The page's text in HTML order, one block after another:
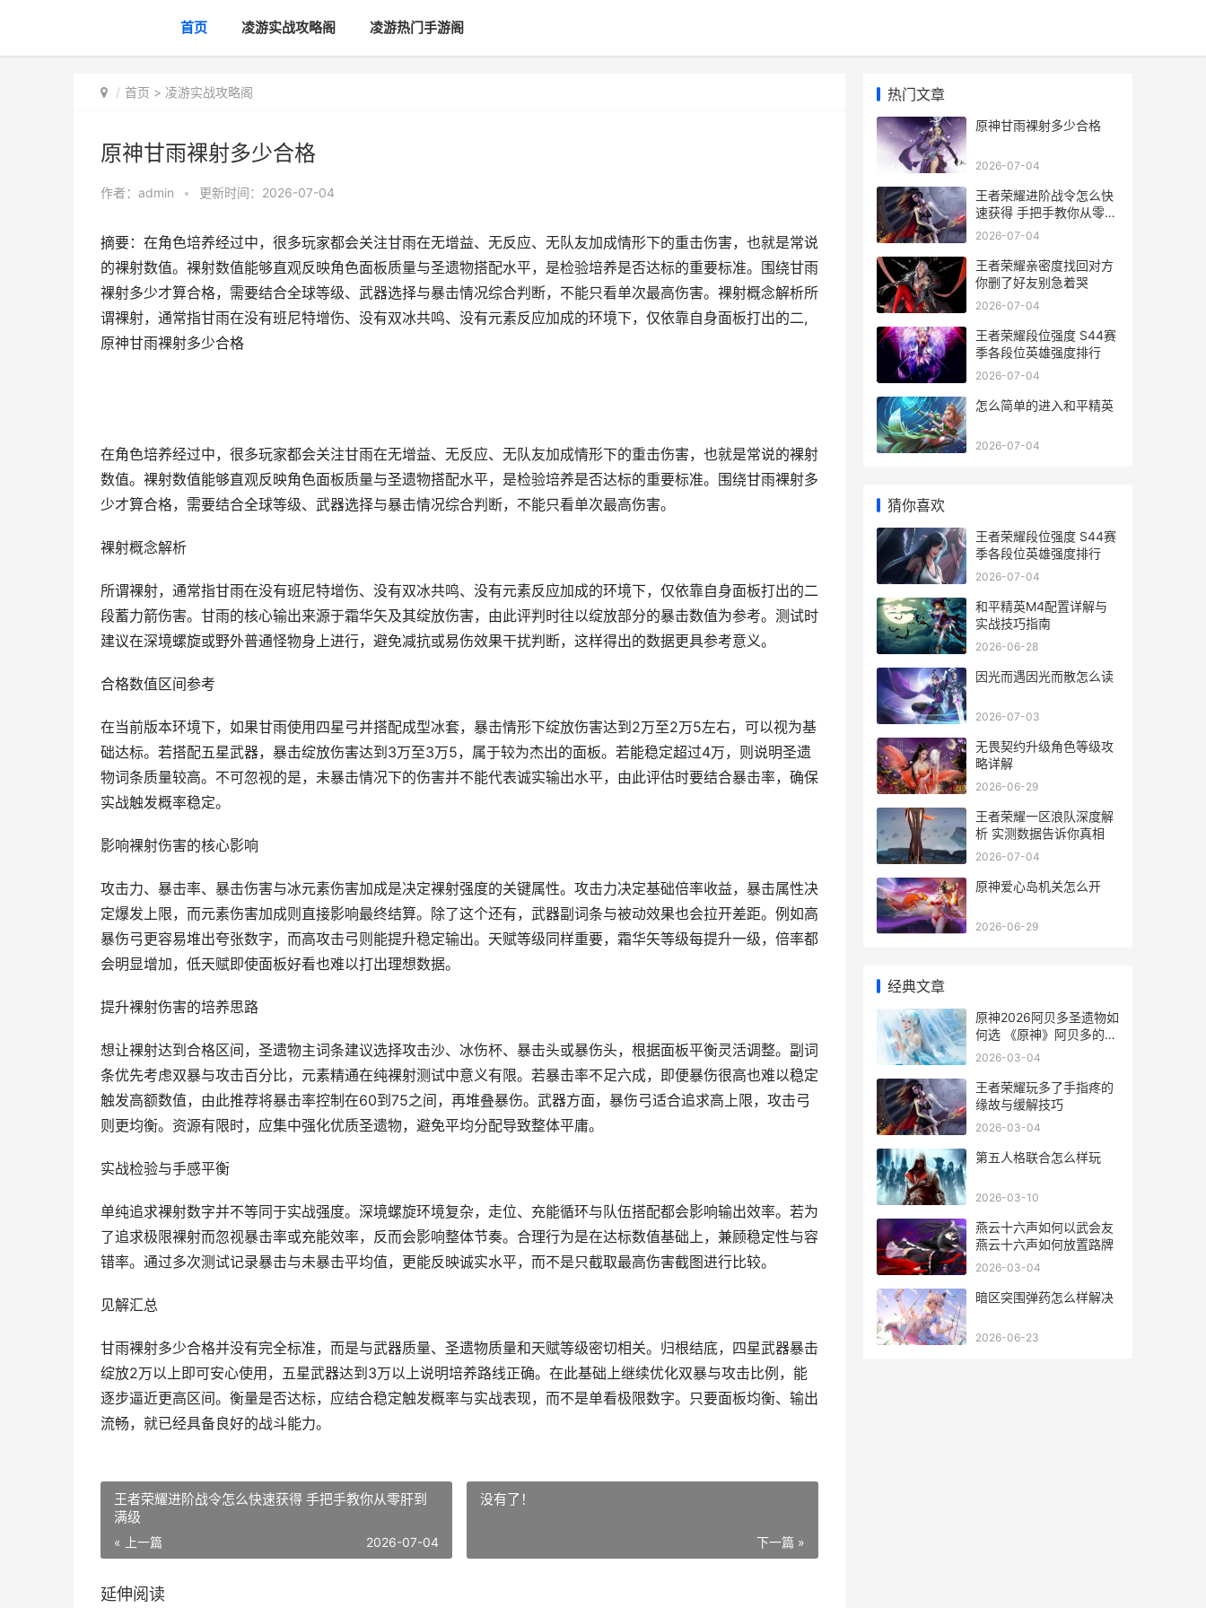
首页 凌游实战攻略阁 凌游热门手游阁
首页 > 凌游实战攻略阁
原神甘雨裸射多少合格
作者： admin • 更新时间：2026-07-04
摘要：在角色培养经过中，很多玩家都会关注甘雨在无增益、无反应、无队友加成情形下的重击伤害，也就是常说
的裸射数值。裸射数值能够直观反映角色面板质量与圣遗物搭配水平，是检验培养是否达标的重要标准。围绕甘雨
裸射多少才算合格，需要结合全球等级、武器选择与暴击情况综合判断，不能只看单次最高伤害。裸射概念解析所
谓裸射，通常指甘雨在没有班尼特增伤、没有双冰共鸣、没有元素反应加成的环境下，仅依靠自身面板打出的二,
原神甘雨裸射多少合格
在角色培养经过中，很多玩家都会关注甘雨在无增益、无反应、无队友加成情形下的重击伤害，也就是常说的裸射
数值。裸射数值能够直观反映角色面板质量与圣遗物搭配水平，是检验培养是否达标的重要标准。围绕甘雨裸射多
少才算合格，需要结合全球等级、武器选择与暴击情况综合判断，不能只看单次最高伤害。
裸射概念解析
所谓裸射，通常指甘雨在没有班尼特增伤、没有双冰共鸣、没有元素反应加成的环境下，仅依靠自身面板打出的二
段蓄力箭伤害。甘雨的核心输出来源于霜华矢及其绽放伤害，由此评判时往以绽放部分的暴击数值为参考。测试时
建议在深境螺旋或野外普通怪物身上进行，避免减抗或易伤效果干扰判断，这样得出的数据更具参考意义。
合格数值区间参考
在当前版本环境下，如果甘雨使用四星弓并搭配成型冰套，暴击情形下绽放伤害达到2万至2万5左右，可以视为基
础达标。若搭配五星武器，暴击绽放伤害达到3万至3万5，属于较为杰出的面板。若能稳定超过4万，则说明圣遗
物词条质量较高。不可忽视的是，未暴击情况下的伤害并不能代表诚实输出水平，由此评估时要结合暴击率，确保
实战触发概率稳定。
影响裸射伤害的核心影响
攻击力、暴击率、暴击伤害与冰元素伤害加成是决定裸射强度的关键属性。攻击力决定基础倍率收益，暴击属性决
定爆发上限，而元素伤害加成则直接影响最终结算。除了这个还有，武器副词条与被动效果也会拉开差距。例如高
暴伤弓更容易堆出夸张数字，而高攻击弓则能提升稳定输出。天赋等级同样重要，霜华矢等级每提升一级，倍率都
会明显增加，低天赋即使面板好看也难以打出理想数据。
提升裸射伤害的培养思路
想让裸射达到合格区间，圣遗物主词条建议选择攻击沙、冰伤杯、暴击头或暴伤头，根据面板平衡灵活调整。副词
条优先考虑双暴与攻击百分比，元素精通在纯裸射测试中意义有限。若暴击率不足六成，即便暴伤很高也难以稳定
触发高额数值，由此推荐将暴击率控制在60到75之间，再堆叠暴伤。武器方面，暴伤弓适合追求高上限，攻击弓
则更均衡。资源有限时，应集中强化优质圣遗物，避免平均分配导致整体平庸。
实战检验与手感平衡
单纯追求裸射数字并不等同于实战强度。深境螺旋环境复杂，走位、充能循环与队伍搭配都会影响输出效率。若为
了追求极限裸射而忽视暴击率或充能效率，反而会影响整体节奏。合理行为是在达标数值基础上，兼顾稳定性与容
错率。通过多次测试记录暴击与未暴击平均值，更能反映诚实水平，而不是只截取最高伤害截图进行比较。
见解汇总
甘雨裸射多少合格并没有完全标准，而是与武器质量、圣遗物质量和天赋等级密切相关。归根结底，四星武器暴击
绽放2万以上即可安心使用，五星武器达到3万以上说明培养路线正确。在此基础上继续优化双暴与攻击比例，能
逐步逼近更高区间。衡量是否达标，应结合稳定触发概率与实战表现，而不是单看极限数字。只要面板均衡、输出
流畅，就已经具备良好的战斗能力。
王者荣耀进阶战令怎么快速获得 手把手教你从零肝到
满级
« 上一篇 2026-07-04
没有了！
下一篇 »
延伸阅读
热门文章
原神甘雨裸射多少合格
2026-07-04
王者荣耀进阶战令怎么快
速获得 手把手教你从零肝
到满级
2026-07-04
王者荣耀亲密度找回对方
你删了好友别急着哭
2026-07-04
王者荣耀段位强度 S44赛
季各段位英雄强度排行
2026-07-04
怎么简单的进入和平精英
2026-07-04
猜你喜欢
王者荣耀段位强度 S44赛
季各段位英雄强度排行
2026-07-04
和平精英M4配置详解与
实战技巧指南
2026-06-28
因光而遇因光而散怎么读
2026-07-03
无畏契约升级角色等级攻
略详解
2026-06-29
王者荣耀一区浪队深度解
析 实测数据告诉你真相
2026-07-04
原神爱心岛机关怎么开
2026-06-29
经典文章
原神2026阿贝多圣遗物如
何选 《原神》阿贝多的新
玩法
2026-03-04
王者荣耀玩多了手指疼的
缘故与缓解技巧
2026-03-04
第五人格联合怎么样玩
2026-03-10
燕云十六声如何以武会友
燕云十六声如何放置路牌
2026-03-04
暗区突围弹药怎么样解决
2026-06-23